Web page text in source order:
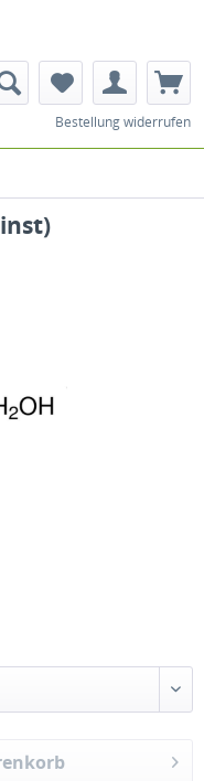
Bestellung widerrufen